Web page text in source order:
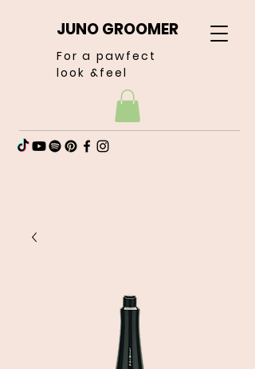
JUNO GROOMER
For a pawfect
look &feel